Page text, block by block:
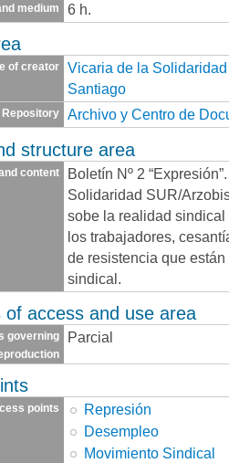
medium 6 h.
of creator
Vicaria de la
Santiago
Repository Archivo y Centro de
structure area
content
Boletín Nº 2
Solidaridad SUR/
sobe la realidad
los trabajadores,
de resistencia que
sindical.
of access and use area
governing
Parcial
points
Represión
Desempleo
Movimiento Sindical